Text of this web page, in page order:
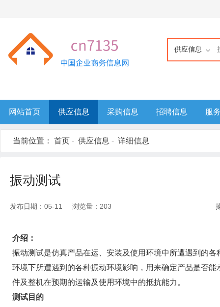
供应信息
网站首页 供应信息 采购信息 招聘信息 服
当前位置： 首页 - 供应信息 - 详细信息
振动测试
发布日期：05-11 浏览量：203
介绍：
振动测试是仿真产品在运、安装及使用环境中所遭遇到的
环境下所遭遇到的各种振动环境影响，用来确定产品是否
件及整机在预期的运输及使用环境中的抵抗能力。
测试目的